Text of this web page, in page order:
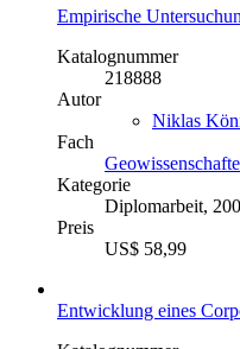
Empirische
Katalognummer
218888
Autor
Niklas
Fach
Kategorie
Diplomarbeit,
Preis
US$ 58,99
Entwicklung eines